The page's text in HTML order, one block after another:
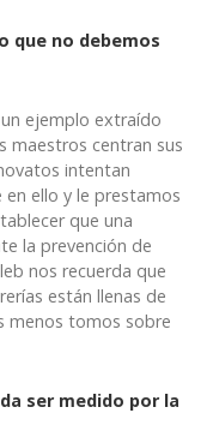
que no debemos
ejemplo extraído
maestros centran sus
intentan
ello y le prestamos
que una
la prevención de
nos recuerda que
están llenas de
menos tomos sobre
ser medido por la